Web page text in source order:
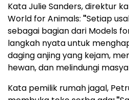
Kata Julie Sanders, direktur
World for Animals: "Setiap
sebagai bagian dari Models
langkah nyata untuk
daging anjing yang kejam,
hewan, dan melindungi
Kata pemilik rumah jagal,